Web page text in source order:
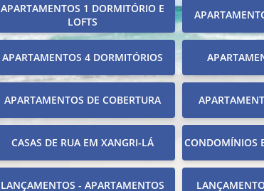
APARTAMENTOS 1 DORMITÓRIO E
LOFTS
APARTAMENTOS 4 DORMITÓRIOS
APARTAMENTOS DE COBERTURA
CASAS DE RUA EM XANGRI-LÁ CONDOMÍNIOS
LANÇAMENTOS - APARTAMENTOS